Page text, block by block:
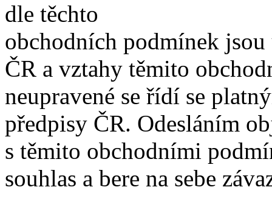
dle těchto
obchodních podmínek
ČR a vztahy těmito
neupravené se řídí se
předpisy ČR. Odesláním
s těmito obchodními
souhlas a bere na sebe